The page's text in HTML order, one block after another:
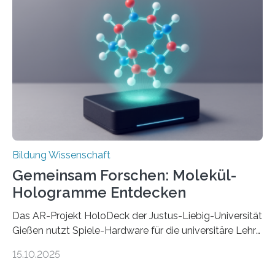
Wissenskategorien verschwimmen. Das zeigt neue
Forschung von Gianluca Carnabuci, Professor of
Organizational Behavior an der ESMT Berlin, und
Balázs Kovács, Professor an der Yale School of
Management. Die Forscher kommen zu dem Schluss,
dass Patente…
Bildung Wissenschaft
Gemeinsam Forschen: Molekül-
Hologramme Entdecken
Das AR-Projekt HoloDeck der Justus-Liebig-Universität
Gießen nutzt Spiele-Hardware für die universitäre Lehre
bekannte Augmented-Reality-Technologie (AR) hält
15.10.2025